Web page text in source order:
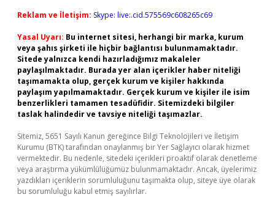
Reklam ve İletişim: Skype: live:.cid.575569c608265c69
Yasal Uyarı: Bu internet sitesi, herhangi bir marka, kurum
veya şahıs şirketi ile hiçbir bağlantısı bulunmamaktadır.
Sitede yalnızca kendi hazırladığımız makaleler
paylaşılmaktadır. Burada yer alan içerikler haber niteliği
taşımamakta olup, gerçek kurum ve kişiler hakkında
paylaşım yapılmamaktadır. Gerçek kurum ve kişiler ile isim
benzerlikleri tamamen tesadüfidir. Sitemizdeki bilgiler
taslak halindedir ve tavsiye niteliği taşımazlar.
Sitemiz, 5651 Sayılı Kanun gereğince Bilgi Teknolojileri ve İletişim
Kurumu (BTK) tarafından onaylanmış bir Yer Sağlayıcı olarak hizmet
vermektedir. Bu nedenle, sitedeki içerikleri proaktif olarak denetleme
veya araştırma yükümlülüğümüz bulunmamaktadır. Ancak, üyelerimiz
yazdıkları içeriklerin sorumluluğunu taşımakta olup, siteye üye olarak
bu sorumluluğu kabul etmiş sayılırlar.